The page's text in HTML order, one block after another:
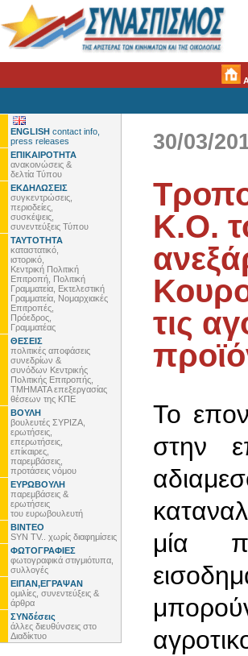
ENGLISH contact info,
press releases
ΕΠΙΚΑΙΡΟΤΗΤΑ
ανακοινώσεις &
δελτία Τύπου
ΕΚΔΗΛΩΣΕΙΣ
συγκεντρώσεις,
περιοδείες,
συσκέψεις,
συνεντεύξεις Τύπου
ΤΑΥΤΟΤΗΤΑ
καταστατικό,
ιστορικό,
Κεντρική Πολιτική
Επιτροπή, Πολιτική
Γραμματεία, Εκτελεστική
Γραμματεία, Νομαρχιακές
Επιτροπές,
Πρόεδρος,
Γραμματέας
ΘΕΣΕΙΣ
πολιτικές αποφάσεις
συνεδρίων &
συνόδων Κεντρικής
Πολιτικής Επιτροπής,
ΤΜΗΜΑΤΑ επεξεργασίας
θέσεων της ΚΠΕ
ΒΟΥΛΗ
βουλευτές ΣΥΡΙΖΑ,
ερωτήσεις,
επερωτήσεις,
επίκαιρες,
παρεμβάσεις,
προτάσεις νόμου
ΕΥΡΩΒΟΥΛΗ
παρεμβάσεις &
ερωτήσεις
του ευρωβουλευτή
ΒΙΝΤΕΟ
SYN TV.. χωρίς διαφημίσεις
ΦΩΤΟΓΡΑΦΙΕΣ
φωτογραφικά στιγμιότυπα,
συλλογές
ΕΙΠΑΝ,ΕΓΡΑΨΑΝ
ομιλίες, συνεντεύξεις &
άρθρα
ΣΥΝδέσεις
άλλες διευθύνσεις στο
Διαδίκτυο
30/03/
Κ.Ο.
τις
Το
στην
μία